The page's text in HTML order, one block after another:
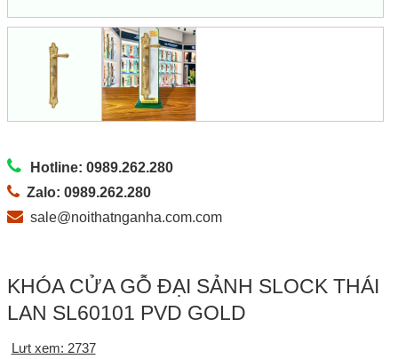
Hotline: 0989.262.280
Zalo: 0989.262.280
sale@noithatnganha.com.com
KHÓA CỬA GỖ ĐẠI SẢNH SLOCK THÁI
LAN SL60101 PVD GOLD
Lưt xem: 2737